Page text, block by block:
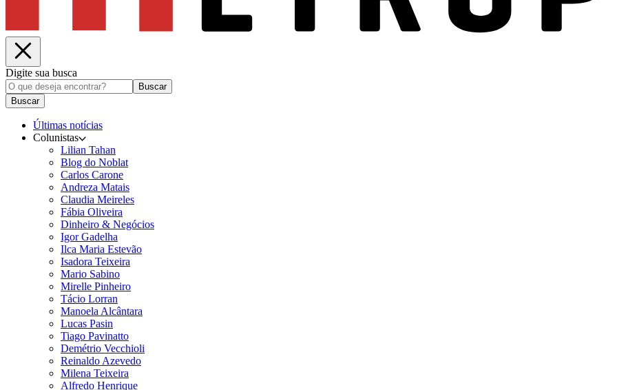
Digite sua busca
Buscar
Buscar
Últimas notícias
Colunistas
Lilian Tahan
Blog do Noblat
Carlos Carone
Andreza Matais
Claudia Meireles
Fábia Oliveira
Dinheiro & Negócios
Igor Gadelha
Ilca Maria Estevão
Isadora Teixeira
Mario Sabino
Mirelle Pinheiro
Tácio Lorran
Manoela Alcântara
Lucas Pasin
Tiago Pavinatto
Demétrio Vecchioli
Reinaldo Azevedo
Milena Teixeira
Alfredo Henrique